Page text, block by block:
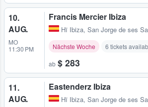
10.
AUG.
MO
11:30 PM
Francis Mercier Ibiza
Hï Ibiza, San Jorge de ses
Nächste Woche 6 tickets
ab $ 283
11.
AUG.
Eastenderz Ibiza
Hï Ibiza, San Jorge de ses